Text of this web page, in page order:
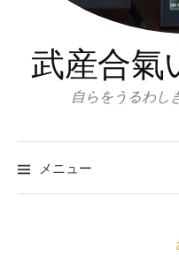
武産合氣
自らをうるわし
メニュー